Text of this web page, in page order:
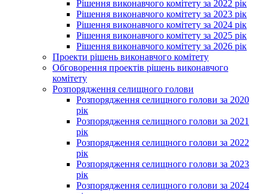
Рішення виконавчого комітету за 2022 рік
Рішення виконавчого комітету за 2023 рік
Рішення виконавчого комітету за 2024 рік
Рішення виконавчого комітету за 2025 рік
Рішення виконавчого комітету за 2026 рік
Проекти рішень виконавчого комітету
Обговорення проектів рішень виконавчого
комітету
Розпорядження селищного голови
Розпорядження селищного голови за 2020
рік
Розпорядження селищного голови за 2021
рік
Розпорядження селищного голови за 2022
рік
Розпорядження селищного голови за 2023
рік
Розпорядження селищного голови за 2024